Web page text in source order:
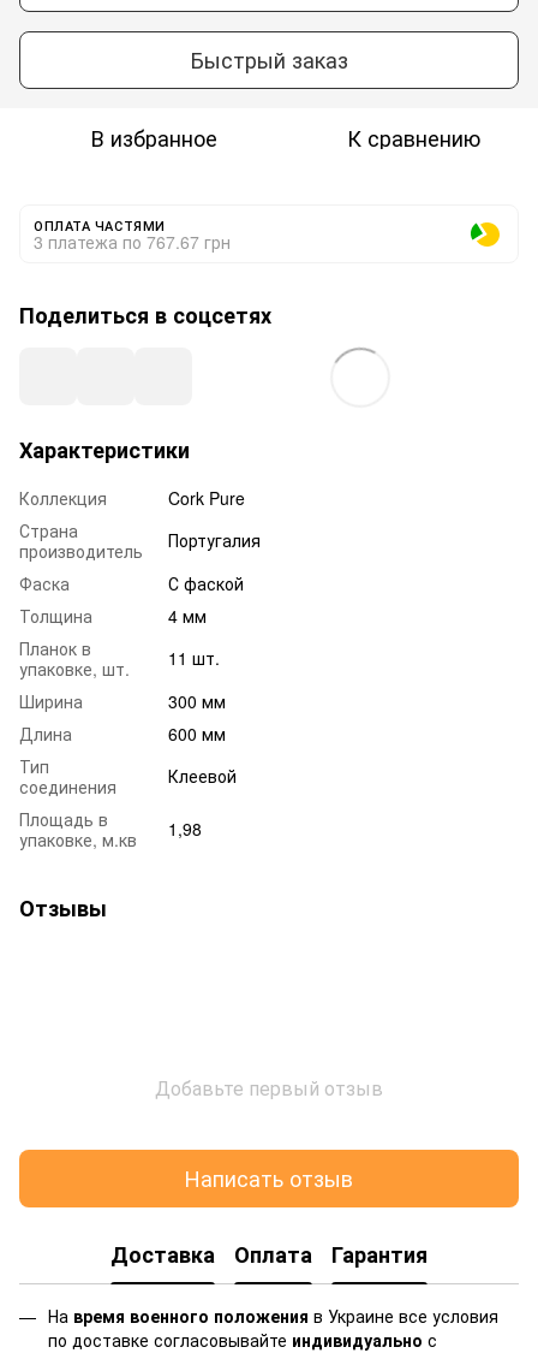
Быстрый заказ
В избранное К сравнению
ОПЛАТА ЧАСТЯМИ
3 платежа по 767.67 грн
Поделиться в соцсетях
Характеристики
Коллекция
Cork Pure
Страна
производитель
Португалия
Фаска
С фаской
Толщина
4 мм
Планок в
упаковке, шт.
11 шт.
Ширина
300 мм
Длина
600 мм
Тип
соединения
Клеевой
Площадь в
упаковке, м.кв
1,98
Отзывы
Добавьте первый отзыв
Написать отзыв
Доставка Оплата Гарантия
На время военного положения в Украине все условия
по доставке согласовывайте индивидуально с